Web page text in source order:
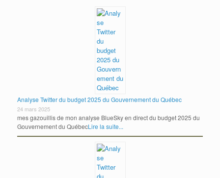
Analyse Twitter du budget 2025 du Gouvernement du Québec
24 mars 2025
mes gazouillis de mon analyse BlueSky en direct du budget 2025 du
Gouvernement du QuébecLire la suite...